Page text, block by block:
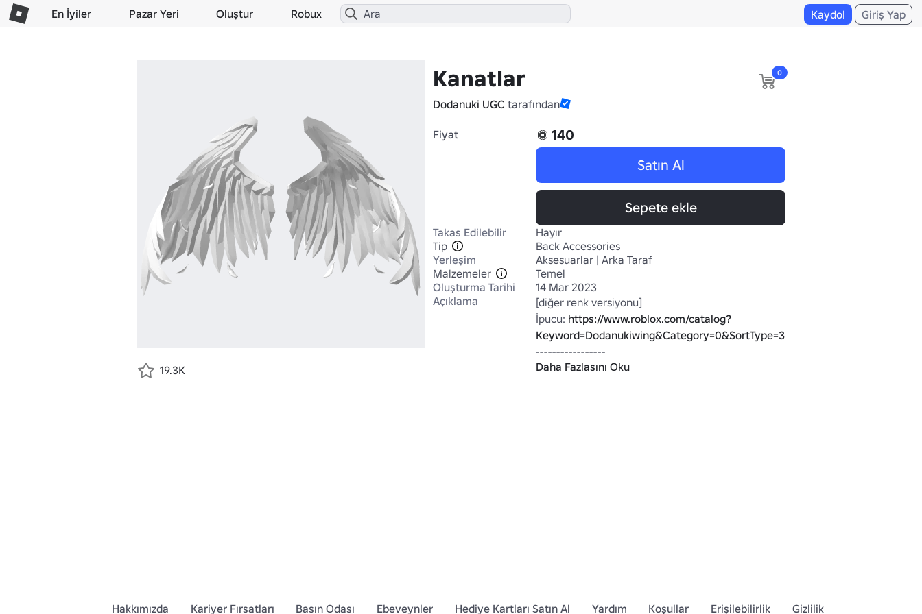
En İyiler Pazar Yeri Oluştur Robux Kaydol Giriş Yap
Kanatlar
Dodanuki UGC tarafından
0
Fiyat
140
Satın Al
Sepete ekle
Takas Edilebilir
Hayır
Tip
Back Accessories
Yerleşim
Aksesuarlar | Arka Taraf
Malzemeler
Temel
Oluşturma Tarihi
14 Mar 2023
Açıklama
[diğer renk versiyonu]
İpucu: https://www.roblox.com/catalog?
Keyword=Dodanukiwing&Category=0&SortType=3
-----------------
tüm UGC'lerim: https://www.roblox.com/catalog?
Daha Fazlasını Oku
19.3K
Hakkımızda Kariyer Fırsatları Basın Odası Ebeveynler Hediye Kartları Satın Al Yardım Koşullar Erişilebilirlik Gizlilik